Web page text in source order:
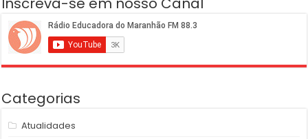
Categorias
Atualidades